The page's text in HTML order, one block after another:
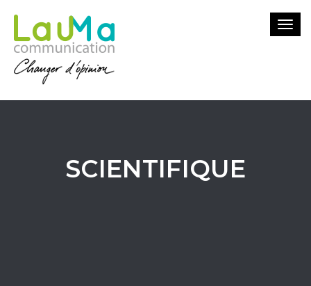
SCIENTIFIQUE